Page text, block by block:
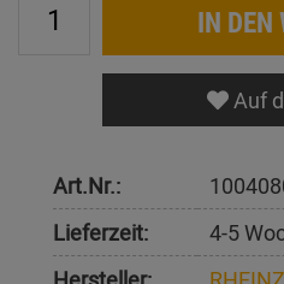
IN DEN
Auf
Art.Nr.:
Lieferzeit:
4-5